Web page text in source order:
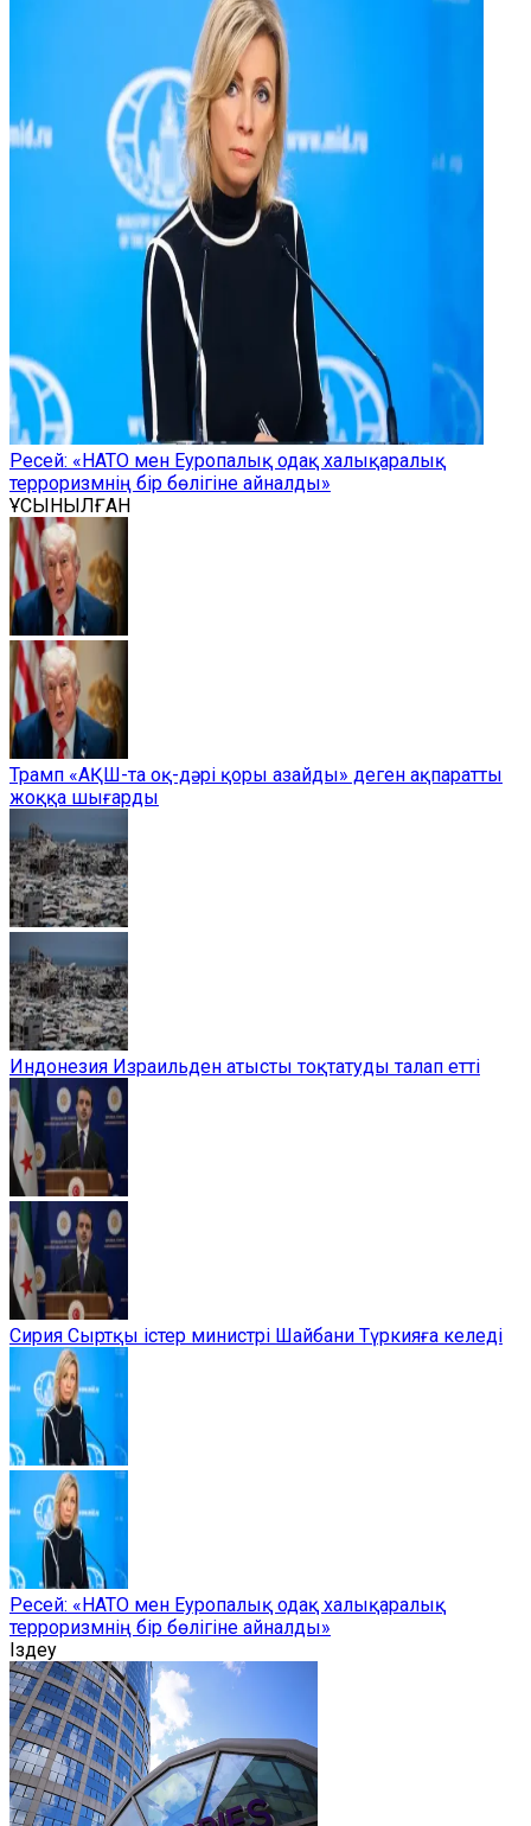
Ресей: «НАТО мен Еуропалық одақ халықаралық
терроризмнің бір бөлігіне айналды»
ҰСЫНЫЛҒАН
Трамп «АҚШ-та оқ-дәрі қоры азайды» деген ақпаратты
жоққа шығарды
Индонезия Израильден атысты тоқтатуды талап етті
Сирия Сыртқы істер министрі Шайбани Түркияға келеді
Ресей: «НАТО мен Еуропалық одақ халықаралық
терроризмнің бір бөлігіне айналды»
Іздеу